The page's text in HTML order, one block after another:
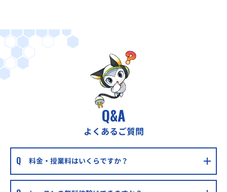
Q&A
よくあるご質問
料金・授業料はいくらですか？